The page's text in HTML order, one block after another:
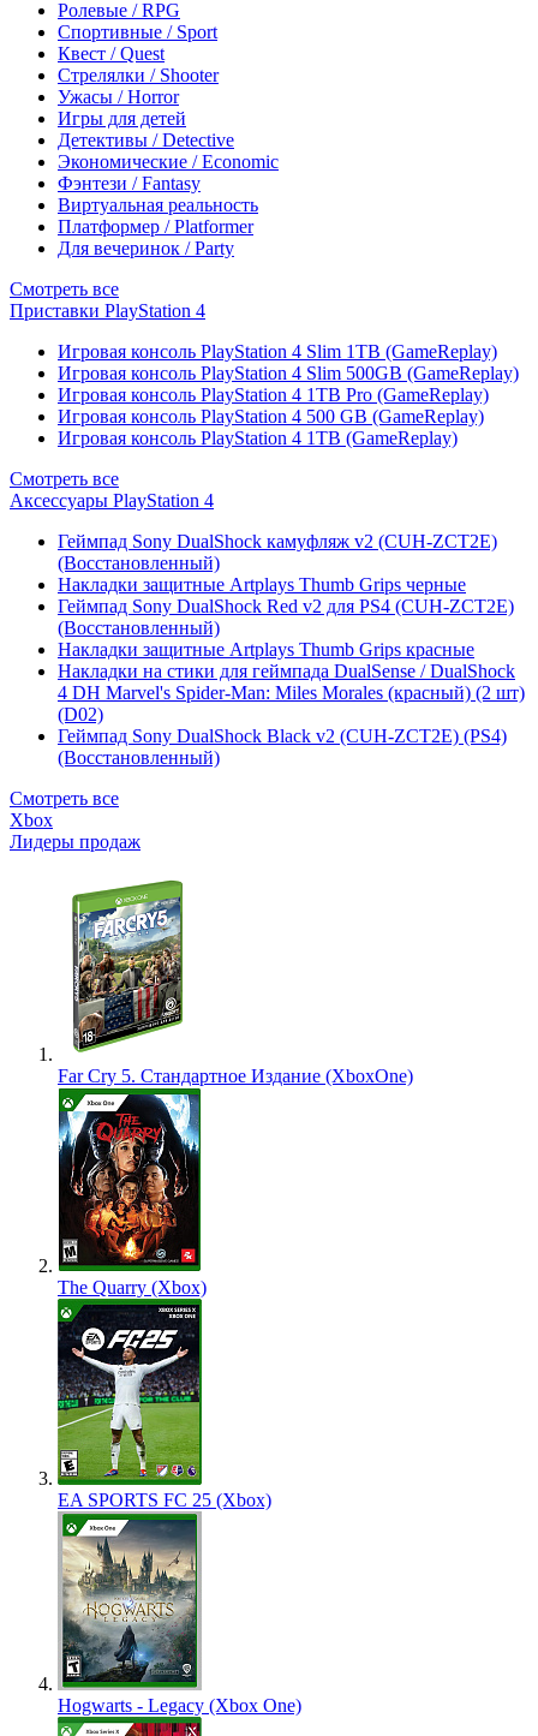
Ролевые / RPG
Спортивные / Sport
Квест / Quest
Стрелялки / Shooter
Ужасы / Horror
Игры для детей
Детективы / Detective
Экономические / Economic
Фэнтези / Fantasy
Виртуальная реальность
Платформер / Platformer
Для вечеринок / Party
Смотреть все
Приставки PlayStation 4
Игровая консоль PlayStation 4 Slim 1TB (GameReplay)
Игровая консоль PlayStation 4 Slim 500GB (GameReplay)
Игровая консоль PlayStation 4 1TB Pro (GameReplay)
Игровая консоль PlayStation 4 500 GB (GameReplay)
Игровая консоль PlayStation 4 1TB (GameReplay)
Смотреть все
Аксессуары PlayStation 4
Геймпад Sony DualShock камуфляж v2 (CUH-ZCT2E)
(Восстановленный)
Накладки защитные Artplays Thumb Grips черные
Геймпад Sony DualShock Red v2 для PS4 (CUH-ZCT2E)
(Восстановленный)
Накладки защитные Artplays Thumb Grips красные
Накладки на стики для геймпада DualSense / DualShock
4 DH Marvel's Spider-Man: Miles Morales (красный) (2 шт)
(D02)
Геймпад Sony DualShock Black v2 (CUH-ZCT2E) (PS4)
(Восстановленный)
Смотреть все
Xbox
Лидеры продаж
Far Cry 5. Стандартное Издание (XboxOne)
The Quarry (Xbox)
EA SPORTS FC 25 (Xbox)
Hogwarts - Legacy (Xbox One)